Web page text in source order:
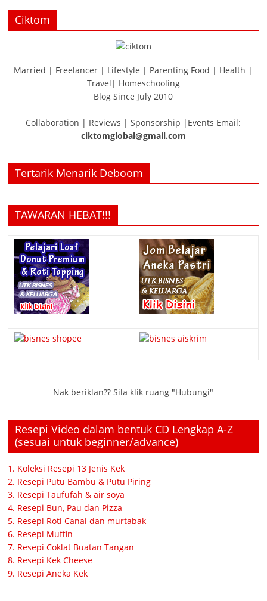
Ciktom
Married | Freelancer | Lifestyle | Parenting Food | Health |
Travel| Homeschooling
Blog Since July 2010
Collaboration | Reviews | Sponsorship |Events Email:
ciktomglobal@gmail.com
Tertarik Menarik Deboom
TAWARAN HEBAT!!!
Nak beriklan?? Sila klik ruang "Hubungi"
Resepi Video dalam bentuk CD Lengkap A-Z
(sesuai untuk beginner/advance)
1. Koleksi Resepi 13 Jenis Kek
2. Resepi Putu Bambu & Putu Piring
3. Resepi Taufufah & air soya
4. Resepi Bun, Pau dan Pizza
5. Resepi Roti Canai dan murtabak
6. Resepi Muffin
7. Resepi Coklat Buatan Tangan
8. Resepi Kek Cheese
9. Resepi Aneka Kek